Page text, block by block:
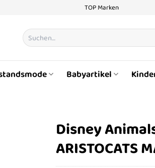
TOP Marken
Suchen
nach:
Babyartikel
Disney
ARISTOCATS